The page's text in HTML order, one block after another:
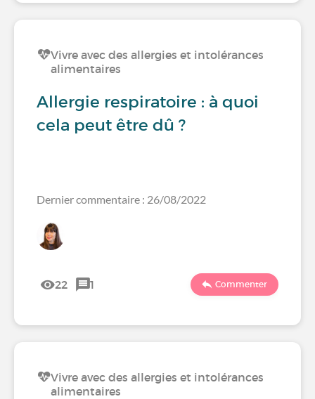
Vivre avec des allergies et intolérances
alimentaires
Allergie respiratoire : à quoi
cela peut être dû ?
Dernier commentaire : 26/08/2022
22 1 Commenter
Vivre avec des allergies et intolérances
alimentaires